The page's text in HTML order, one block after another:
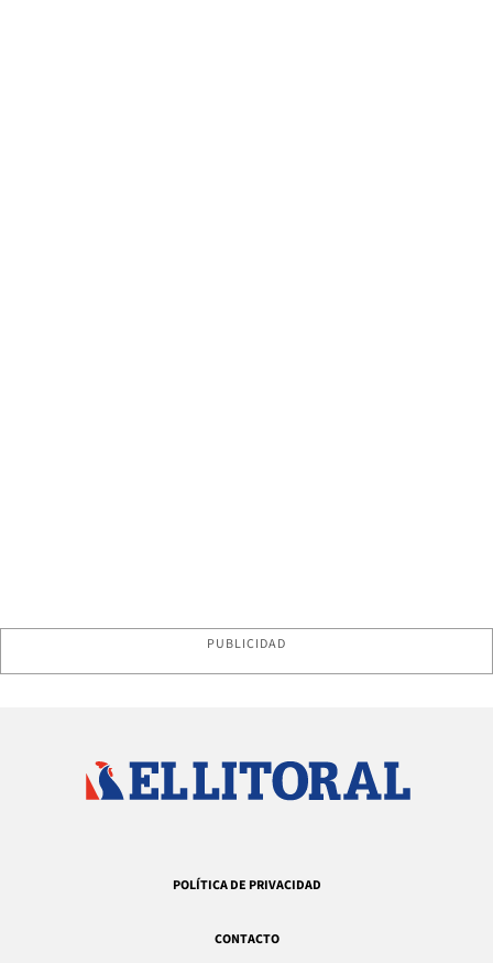
PUBLICIDAD
POLÍTICA DE PRIVACIDAD
CONTACTO